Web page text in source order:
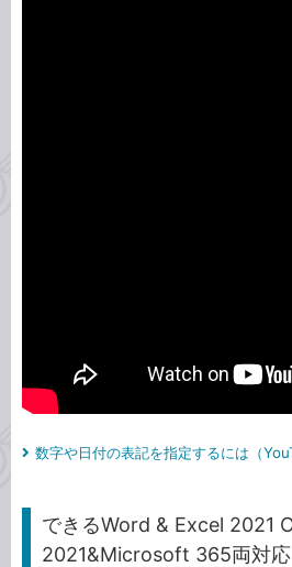
数字や日付の表記を指定するには（
できるWord & Excel 2021
2021&Microsoft 365両対応